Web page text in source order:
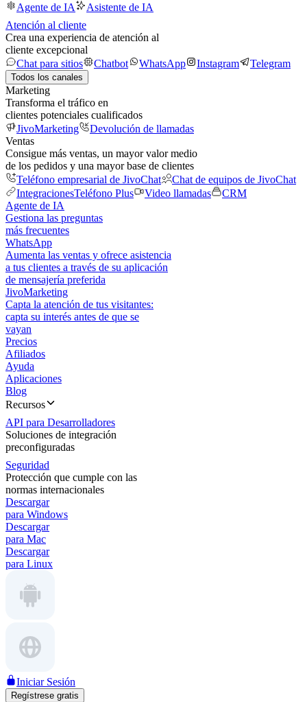
Agente de IA
Asistente de IA
Atención al cliente
Crea una experiencia de atención al
cliente excepcional
Chat para sitios
Chatbot WhatsApp Instagram Telegram
Todos los canales
Marketing
Transforma el tráfico en
clientes potenciales cualificados
JivoMarketing
Devolución de llamadas
Ventas
Consigue más ventas, un mayor valor medio
de los pedidos y una mayor base de clientes
Teléfono empresarial de JivoChat
Chat de equipos de JivoChat
IntegracionesTeléfono Plus Video llamadas
CRM
Agente de IA
Gestiona las preguntas
más frecuentes
WhatsApp
Aumenta las ventas y ofrece asistencia
a tus clientes a través de su aplicación
de mensajería preferida
JivoMarketing
Capta la atención de tus visitantes:
capta su interés antes de que se
vayan
Precios
Afiliados
Ayuda
Aplicaciones
Blog
Recursos
API para Desarrolladores
Soluciones de integración
preconfiguradas
Seguridad
Protección que cumple con las
normas internacionales
Descargar
para Windows
Descargar
para Mac
Descargar
para Linux
Iniciar Sesión
Regístrese gratis